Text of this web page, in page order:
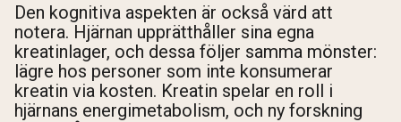
Den kognitiva aspekten är också värd att
notera. Hjärnan upprätthåller sina egna
kreatinlager, och dessa följer samma mönster:
lägre hos personer som inte konsumerar
kreatin via kosten. Kreatin spelar en roll i
hjärnans energimetabolism, och ny forskning